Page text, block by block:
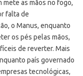
mete as mãos no fogo,
falta de
o Manus, enquanto
os pés pelas mãos,
de reverter. Mais
país governado
tecnológicas,